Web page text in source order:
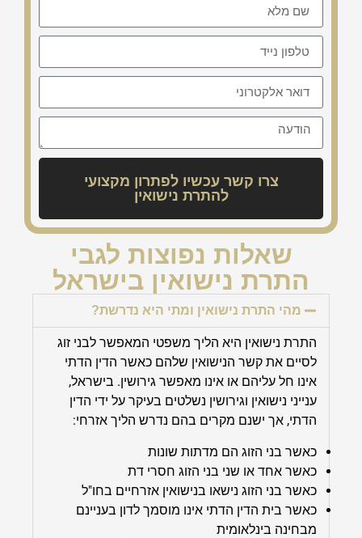
צרו קשר עכשיו לפתרון מקצועי
להתרת נישואין
שאלות נפוצות לגבי
התרת נישואין בישראל
מהי התרת נישואין ומתי היא נדרשת?
התרת נישואין היא הליך משפטי המאפשר לבני זוג
לסיים את קשר הנישואין שלהם כאשר הדין הדתי
אינו חל עליהם או אינו מאפשר גירושין. בישראל,
ענייני נישואין וגירושין נשלטים בעיקר על ידי הדין
הדתי, אך ישנם מקרים בהם נדרש הליך אזרחי:
כאשר בני הזוג הם מדתות שונות
כאשר אחד או שני בני הזוג חסרי דת
כאשר בני הזוג נישאו בנישואין אזרחיים בחו"ל
כאשר בית הדין הדתי אינו מוסמך לדון בעניינם
מבחינה בינלאומית